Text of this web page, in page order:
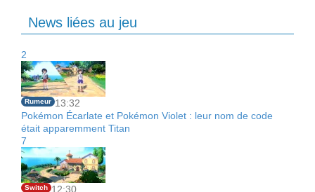
News liées au jeu
2
Rumeur 13:32
Pokémon Écarlate et Pokémon Violet : leur nom de code
était apparemment Titan
7
Switch 12:30